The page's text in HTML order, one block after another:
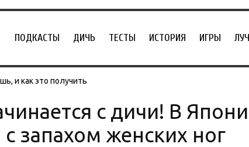
ПОДКАСТЫ ДИЧЬ ТЕСТЫ ИСТОРИЯ ИГРЫ
и как это получить
с дичи! В
запахом женских ног